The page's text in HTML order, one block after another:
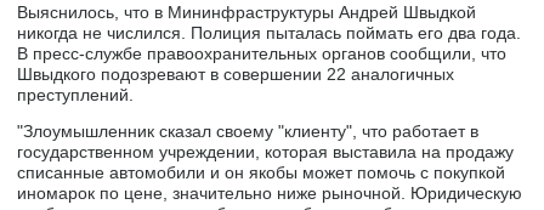
Выяснилось, что в Мининфраструктуры Андрей Швыдкой
никогда не числился. Полиция пыталась поймать его два года.
В пресс-службе правоохранительных органов сообщили, что
Швыдкого подозревают в совершении 22 аналогичных
преступлений.
"Злоумышленник сказал своему "клиенту", что работает в
государственном учреждении, которая выставила на продажу
списанные автомобили и он якобы может помочь с покупкой
иномарок по цене, значительно ниже рыночной. Юридическую